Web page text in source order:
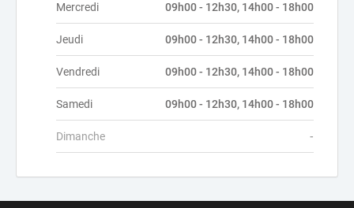
Mercredi 09h00 - 12h30, 14h00 - 18h00
Jeudi 09h00 - 12h30, 14h00 - 18h00
Vendredi 09h00 - 12h30, 14h00 - 18h00
Samedi 09h00 - 12h30, 14h00 - 18h00
Dimanche -